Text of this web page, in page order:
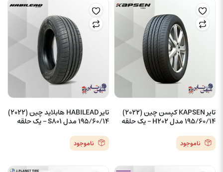
تایر KAPSEN کپسن چین (2022)
195/60/14 مدل H202 – یک حلقه
ناموجود
تایر HABILEAD هابلاید چین (2022)
195/60/14 مدل S801 – یک حلقه
ناموجود